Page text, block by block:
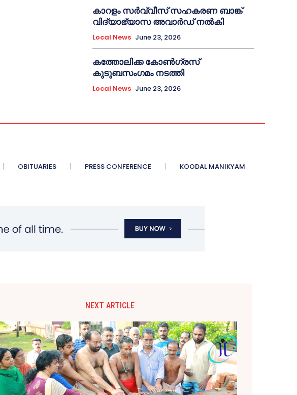
കാറളം സർവ്വീസ് സഹകരണ ബാങ്ക്
വിദ്യാഭ്യാസ അവാർഡ് നൽകി
Local News June 23, 2026
കത്തോലിക്ക കോൺഗ്രസ്
കുടുബസംഗമം നടത്തി
Local News June 23, 2026
OBITUARIES PRESS CONFERENCE KOODAL MANIKYAM
NEXT ARTICLE